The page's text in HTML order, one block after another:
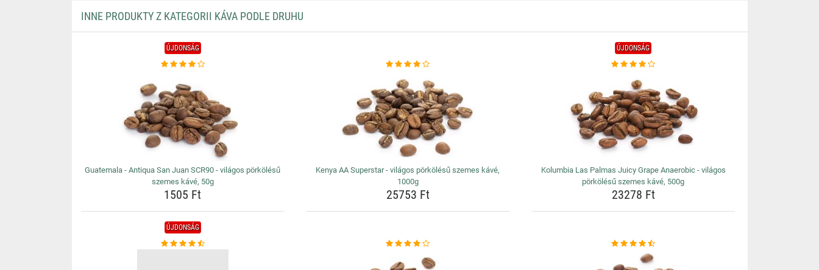
INNE PRODUKTY Z KATEGORII KÁVA PODLE DRUHU
ÚJDONSÁG
Guatemala - Antiqua San Juan SCR90 - világos pörkölésű
szemes kávé, 50g
1505 Ft
Kenya AA Superstar - világos pörkölésű szemes kávé,
1000g
25753 Ft
ÚJDONSÁG
Kolumbia Las Palmas Juicy Grape Anaerobic - világos
pörkölésű szemes kávé, 500g
23278 Ft
ÚJDONSÁG